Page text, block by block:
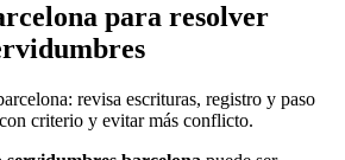
para resolver
revisa escrituras, registro y paso
criterio y evitar más conflicto.